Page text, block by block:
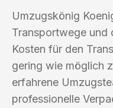
Umzugskönig
Transportwege und
Kosten für den
gering wie möglich
erfahrene
professionelle